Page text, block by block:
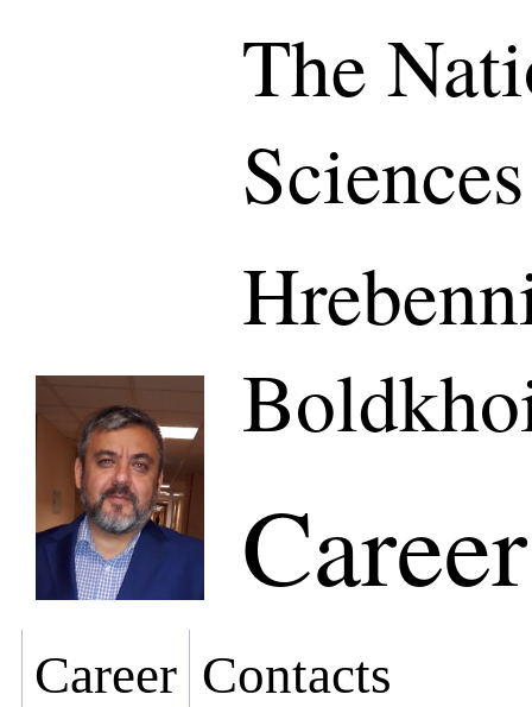
The
Career
Career Contacts